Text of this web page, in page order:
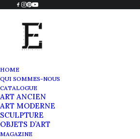
HOME
QUI SOMMES-NOUS
CATALOGUE
ART ANCIEN
ART MODERNE
SCULPTURE
OBJETS D’ART
MAGAZINE
Mario Schifano Figure
Mario Schifano Figure